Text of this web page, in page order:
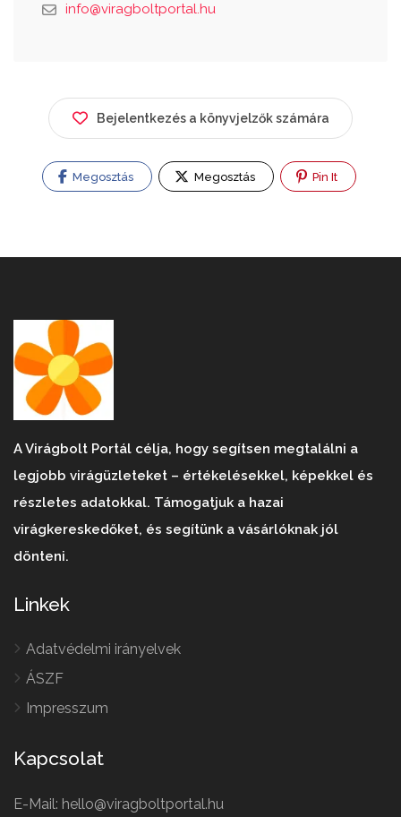
info@viragboltportal.hu
Bejelentkezés a könyvjelzők számára
Megosztás Megosztás Pin It
A Virágbolt Portál célja, hogy segítsen megtalálni a
legjobb virágüzleteket – értékelésekkel, képekkel és
részletes adatokkal. Támogatjuk a hazai
virágkereskedőket, és segítünk a vásárlóknak jól
dönteni.
Linkek
Adatvédelmi irányelvek
ÁSZF
Impresszum
Kapcsolat
E-Mail: hello@viragboltportal.hu